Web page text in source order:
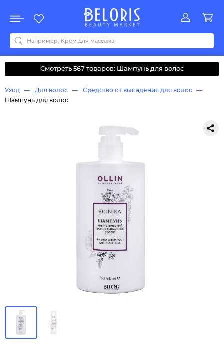
Акции
Все бренды
0-9ABCDEFGHIJKLMNOPQRSTUVWYZАБВДЗИМОКЛНПРСТУФ
Смотреть 567 товаров: Шампунь для волос
Уход Для волос
Средство от выпадения для волос
Шампунь для волос